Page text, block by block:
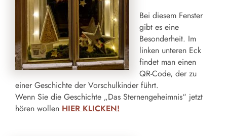
Bei diesem Fenster
gibt es eine
Besonderheit. Im
linken unteren Eck
findet man einen
QR-Code, der zu
einer Geschichte der Vorschulkinder führt.
Wenn Sie die Geschichte „Das Sternengeheimnis“ jetzt
hören wollen HIER KLICKEN!